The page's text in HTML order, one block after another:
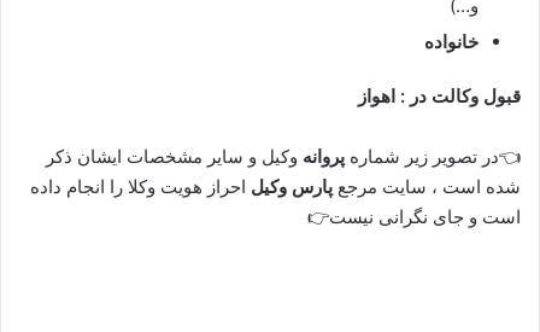
و…)
خانواده
قبول وکالت در : اهواز
👈در تصویر زیر شماره پروانه وکیل و سایر مشخصات ایشان ذکر
شده است ، سایت مرجع پارس وکیل احراز هویت وکلا را انجام داده
است و جای نگرانی نیست👉